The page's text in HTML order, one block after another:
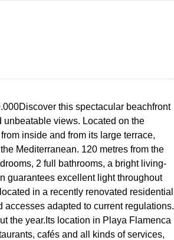
this spectacular beachfront
views. Located on the
inside and from its large terrace,
Mediterranean. 120 metres from the
2 full bathrooms, a bright living-
guarantees excellent light throughout
in a recently renovated residential
adapted to current regulations.
the year.Its location in Playa Flamenca
cafés and all kinds of services,